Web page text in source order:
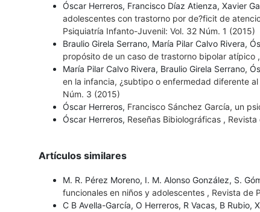
Óscar Herreros, Francisco Díaz Atienza, Xavier
adolescentes con trastorno por de?ficit de
Psiquiatría Infanto-Juvenil: Vol. 32 Núm. 1 (2015)
Braulio Girela Serrano, María Pilar Calvo Rivera,
propósito de un caso de trastorno bipolar atípico ,
María Pilar Calvo Rivera, Braulio Girela Serrano,
en la infancia, ¿subtipo o enfermedad diferente
Núm. 3 (2015)
Óscar Herreros, Francisco Sánchez García, un
Óscar Herreros, Reseñas Bibiolográficas ,
Artículos similares
M. R. Pérez Moreno, I. M. Alonso González, S.
funcionales en niños y adolescentes , Revista de
C B Avella-García, O Herreros, R Vacas, B Rubio,